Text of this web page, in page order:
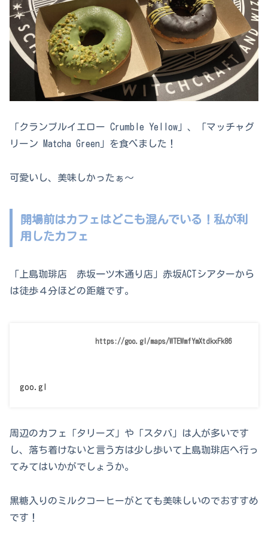
「クランブルイエロー Crumble Yellow」、「マッチャグ
リーン Matcha Green」を食べました！
可愛いし、美味しかったぁ〜
開場前はカフェはどこも混んでいる！私が利
用したカフェ
「上島珈琲店 赤坂一ツ木通り店」赤坂ACTシアターから
は徒歩４分ほどの距離です。
https://goo.gl/maps/WTEWmfYmXtdkxFk86
goo.gl
周辺のカフェ「タリーズ」や「スタバ」は人が多いです
し、落ち着けないと言う方は少し歩いて上島珈琲店へ行っ
てみてはいかがでしょうか。
黒糖入りのミルクコーヒーがとても美味しいのでおすすめ
です！